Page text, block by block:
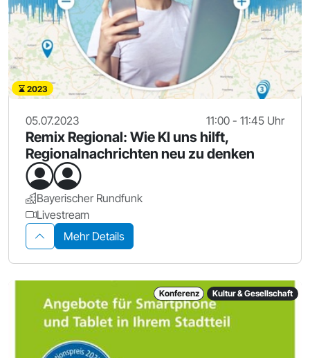
2023
05.07.2023 11:00 - 11:45 Uhr
Remix Regional: Wie KI uns hilft,
Regionalnachrichten neu zu denken
Bayerischer Rundfunk
Livestream
Mehr Details
Konferenz Kultur & Gesellschaft